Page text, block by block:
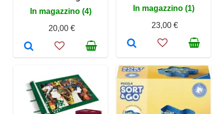
In magazzino (4)
20,00 €
In magazzino (1)
23,00 €